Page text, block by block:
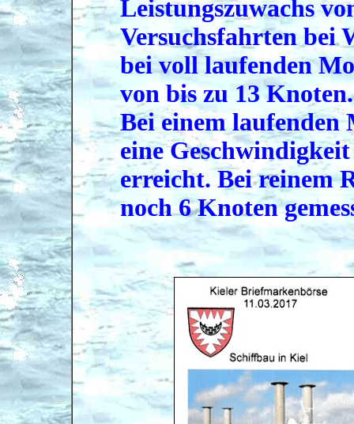
Leistungszuwachs
Versuchsfahrten bei
bei voll laufenden
von bis zu 13 Knoten.
Bei einem
eine
erreicht. Bei reinem
noch 6 Knoten